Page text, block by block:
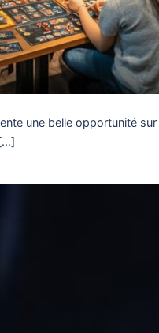
une belle opportunité